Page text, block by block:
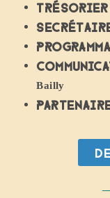
Trésorier
Bailly